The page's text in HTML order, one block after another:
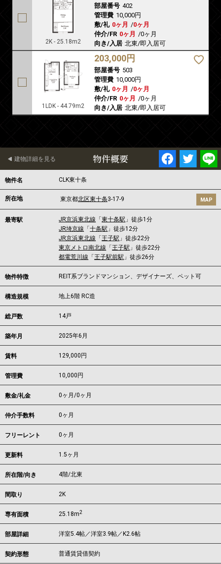
2K - 25.18m2
部屋番号 402
管理費 10,000円
敷/礼 0ヶ月 /0ヶ月
仲介/FR 0ヶ月 /0ヶ月
向き/入居 北東/即入居可
1LDK - 44.79m2
203,000円
部屋番号 503
管理費 10,000円
敷/礼 0ヶ月 /0ヶ月
仲介/FR 0ヶ月 /0ヶ月
向き/入居 北東/即入居可
物件概要
建物詳細を見る
物件名 CLK東十条
所在地 東京都北区東十条3-17-9 MAP
最寄駅 JR京浜東北線 「東十条駅 」徒歩1分
JR埼京線 「十条駅 」徒歩12分
JR京浜東北線 「王子駅 」徒歩22分
東京メトロ南北線 「王子駅 」徒歩22分
都電荒川線 「王子駅前駅 」徒歩26分
物件特徴 REIT系ブランドマンション、デザイナーズ、ペット可
構造規模 地上6階 RC造
総戸数 14戸
築年月 2025年6月
賃料 129,000 円
管理費 10,000円
敷金/礼金 0ヶ月/0ヶ月
仲介手数料 0ヶ月
フリーレント 0ヶ月
更新料 1.5ヶ月
所在階/向き 4階/北東
間取り 2K
専有面積 25.18m2
部屋詳細 洋室5.4帖／洋室3.9帖／K2.6帖
契約形態 普通賃貸借契約